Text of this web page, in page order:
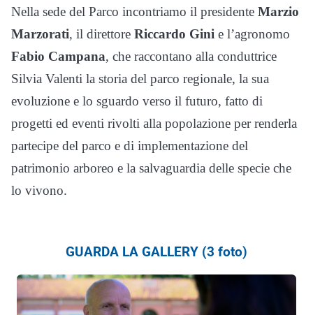
Nella sede del Parco incontriamo il presidente Marzio
Marzorati, il direttore Riccardo Gini e l’agronomo
Fabio Campana, che raccontano alla conduttrice
Silvia Valenti la storia del parco regionale, la sua
evoluzione e lo sguardo verso il futuro, fatto di
progetti ed eventi rivolti alla popolazione per renderla
partecipe del parco e di implementazione del
patrimonio arboreo e la salvaguardia delle specie che
lo vivono.
GUARDA LA GALLERY (3 foto)